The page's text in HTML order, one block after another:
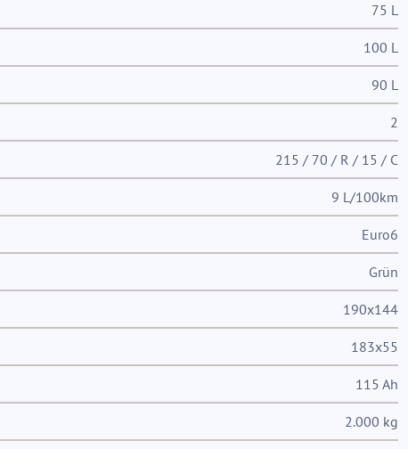
75 L
100 L
90 L
2
215 / 70 / R / 15 / C
9 L/100km
Euro6
Grün
190x144
183x55
115 Ah
2.000 kg